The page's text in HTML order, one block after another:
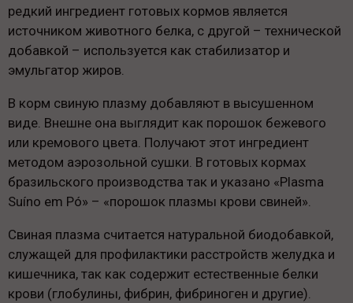
редкий ингредиент готовых кормов является
источником животного белка, с другой – технической
добавкой – используется как стабилизатор и
эмульгатор жиров.
В корм свиную плазму добавляют в высушенном
виде. Внешне она выглядит как порошок бежевого
или кремового цвета. Получают этот ингредиент
методом аэрозольной сушки. В готовых кормах
бразильского производства так и указано «Plasma
Suíno em Pó» – «порошок плазмы крови свиней».
Свиная плазма считается натуральной биодобавкой,
служащей для профилактики расстройств желудка и
кишечника, так как содержит естественные белки
крови (глобулины, фибрин, фибриноген и другие).